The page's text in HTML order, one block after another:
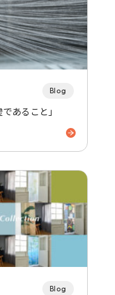
Blog
あること」
Blog